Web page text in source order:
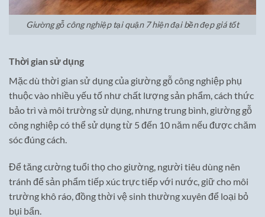
Giường gỗ công nghiệp tại quận 7 hiện đại bền đẹp giá tốt
Thời gian sử dụng
Mặc dù thời gian sử dụng của giường gỗ công nghiệp phụ
thuộc vào nhiều yếu tố như chất lượng sản phẩm, cách thức
bảo trì và môi trường sử dụng, nhưng trung bình, giường gỗ
công nghiệp có thể sử dụng từ 5 đến 10 năm nếu được chăm
sóc đúng cách.
Để tăng cường tuổi thọ cho giường, người tiêu dùng nên
tránh để sản phẩm tiếp xúc trực tiếp với nước, giữ cho môi
trường khô ráo, đồng thời vệ sinh thường xuyên để loại bỏ
bụi bẩn.